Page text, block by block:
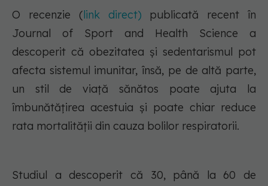
O recenzie (link direct) publicată recent în
Journal of Sport and Health Science a
descoperit că obezitatea și sedentarismul pot
afecta sistemul imunitar, însă, pe de altă parte,
un stil de viață sănătos poate ajuta la
îmbunătățirea acestuia și poate chiar reduce
rata mortalității din cauza bolilor respiratorii.
Studiul a descoperit că 30, până la 60 de